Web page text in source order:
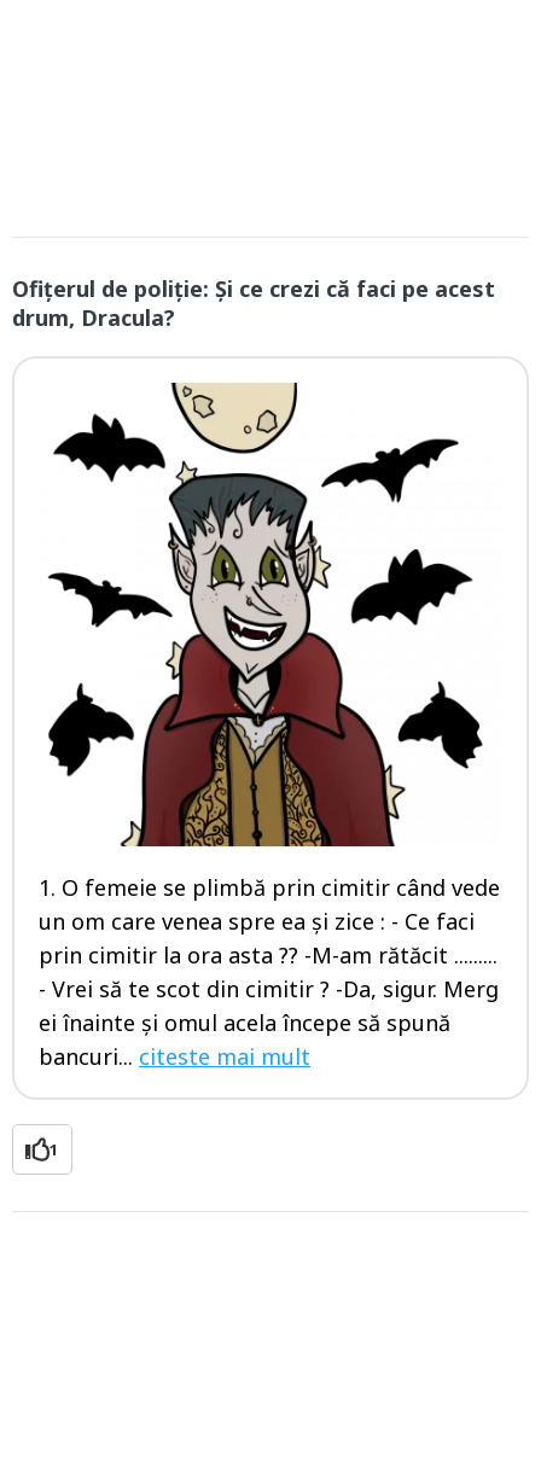
Ofiţerul de poliţie: Şi ce crezi că faci pe acest
drum, Dracula?
1. O femeie se plimbă prin cimitir când vede
un om care venea spre ea şi zice : - Ce faci
prin cimitir la ora asta ?? -M-am rătăcit .........
- Vrei să te scot din cimitir ? -Da, sigur. Merg
ei înainte şi omul acela începe să spună
bancuri... citeste mai mult
1